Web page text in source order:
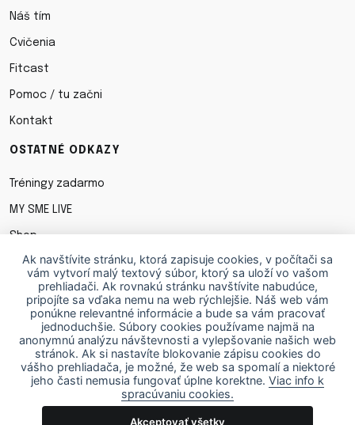
Náš tím
Cvičenia
Fitcast
Pomoc / tu začni
Kontakt
OSTATNÉ ODKAZY
Tréningy zadarmo
MY SME LIVE
Shop
Obchodné podmienky
Ochrana osobných údajov
Cookies
STIAHNI SI APKU
Ak navštívite stránku, ktorá zapisuje cookies, v počítači sa
vám vytvorí malý textový súbor, ktorý sa uloží vo vašom
prehliadači. Ak rovnakú stránku navštívite nabudúce,
pripojíte sa vďaka nemu na web rýchlejšie. Náš web vám
ponúkne relevantné informácie a bude sa vám pracovať
jednoduchšie. Súbory cookies používame najmä na
anonymnú analýzu návštevnosti a vylepšovanie našich web
stránok. Ak si nastavíte blokovanie zápisu cookies do
vášho prehliadača, je možné, že web sa spomalí a niektoré
jeho časti nemusia fungovať úplne korektne. Viac info k
spracúvaniu cookies.
Akceptovať všetky